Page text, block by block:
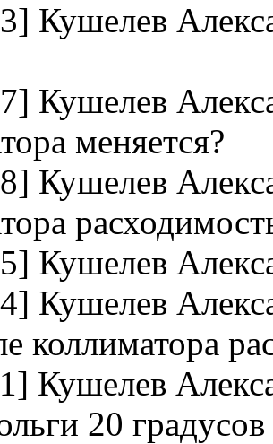
Кушелев
Кушелев
меняется?
Кушелев
Кушелев
Кушелев
коллиматора
Кушелев
20 градусов